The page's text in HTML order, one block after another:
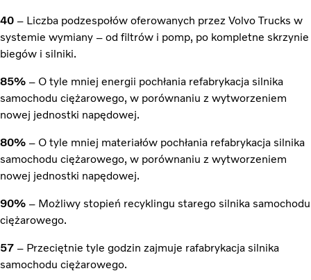
40 – Liczba podzespołów oferowanych przez Volvo Trucks w
systemie wymiany – od filtrów i pomp, po kompletne skrzynie
biegów i silniki.
85% – O tyle mniej energii pochłania refabrykacja silnika
samochodu ciężarowego, w porównaniu z wytworzeniem
nowej jednostki napędowej.
80% – O tyle mniej materiałów pochłania refabrykacja silnika
samochodu ciężarowego, w porównaniu z wytworzeniem
nowej jednostki napędowej.
90% – Możliwy stopień recyklingu starego silnika samochodu
ciężarowego.
57 – Przeciętnie tyle godzin zajmuje rafabrykacja silnika
samochodu ciężarowego.